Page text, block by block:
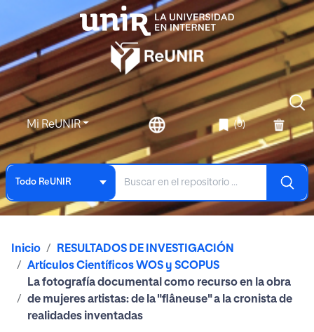
Mi ReUNIR (0)
Todo ReUNIR
Inicio
RESULTADOS DE INVESTIGACIÓN
Artículos Científicos WOS y SCOPUS
La fotografía documental como recurso en la obra
de mujeres artistas: de la "flâneuse" a la cronista de
realidades inventadas